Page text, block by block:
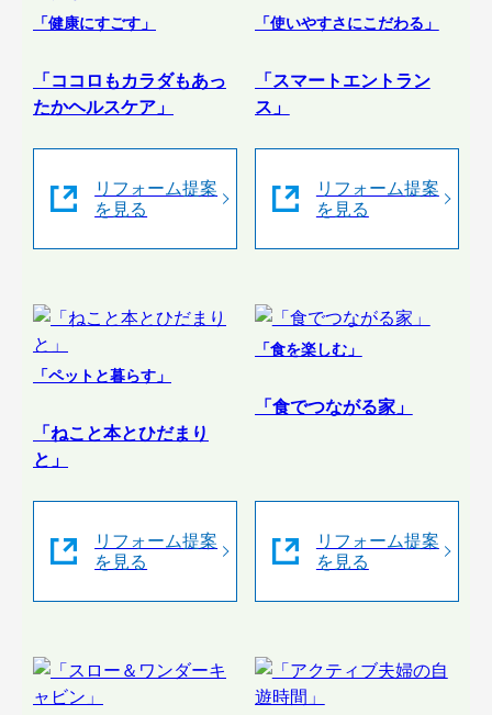
「健康にすごす」
「ココロもカラダもあっ
たかヘルスケア」
リフォーム提案
を見る
「使いやすさにこだわる」
「スマートエントラン
ス」
リフォーム提案
を見る
「ペットと暮らす」
「ねこと本とひだまり
と」
リフォーム提案
を見る
「食を楽しむ」
「食でつながる家」
リフォーム提案
を見る